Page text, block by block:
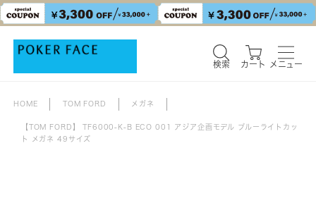
検索 カート メニュー
HOME TOM FORD メガネ
【TOM FORD】 TF6000-K-B ECO 001 アジア企画モデル ブルーライトカッ
ト メガネ 49サイズ